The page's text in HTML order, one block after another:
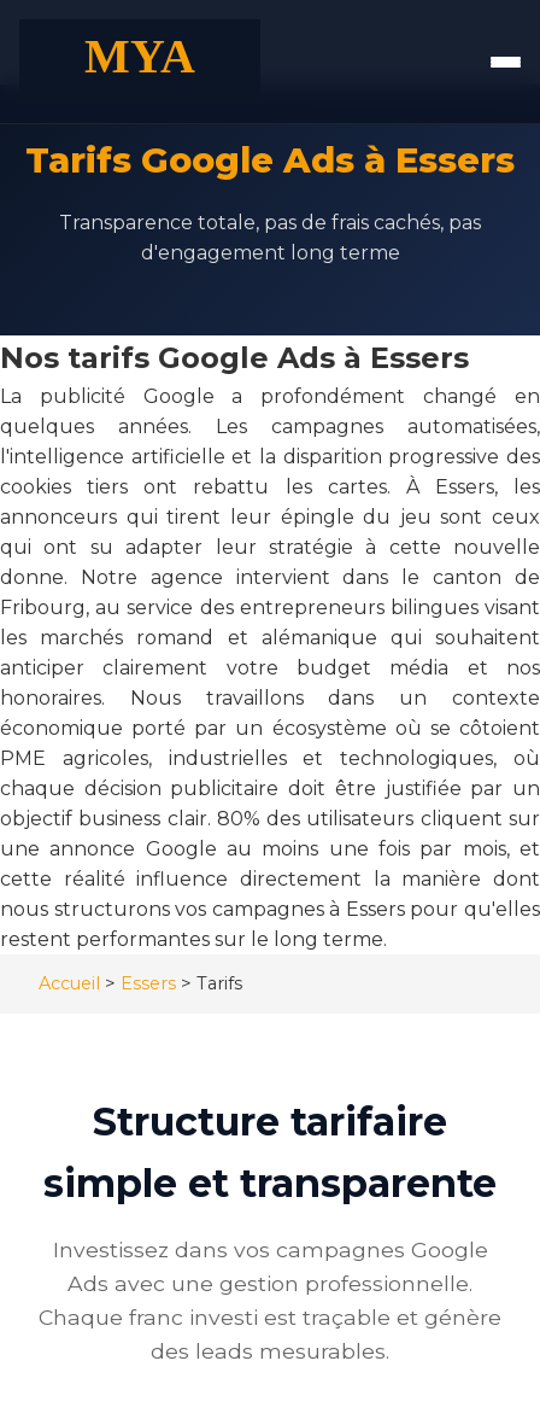
Tarifs Google Ads à Essers
Transparence totale, pas de frais cachés, pas
d'engagement long terme
Nos tarifs Google Ads à Essers
La publicité Google a profondément changé en
quelques années. Les campagnes automatisées,
l'intelligence artificielle et la disparition progressive des
cookies tiers ont rebattu les cartes. À Essers, les
annonceurs qui tirent leur épingle du jeu sont ceux
qui ont su adapter leur stratégie à cette nouvelle
donne. Notre agence intervient dans le canton de
Fribourg, au service des entrepreneurs bilingues visant
les marchés romand et alémanique qui souhaitent
anticiper clairement votre budget média et nos
honoraires. Nous travaillons dans un contexte
économique porté par un écosystème où se côtoient
PME agricoles, industrielles et technologiques, où
chaque décision publicitaire doit être justifiée par un
objectif business clair. 80% des utilisateurs cliquent sur
une annonce Google au moins une fois par mois, et
cette réalité influence directement la manière dont
nous structurons vos campagnes à Essers pour qu'elles
restent performantes sur le long terme.
Accueil > Essers > Tarifs
Structure tarifaire
simple et transparente
Investissez dans vos campagnes Google
Ads avec une gestion professionnelle.
Chaque franc investi est traçable et génère
des leads mesurables.